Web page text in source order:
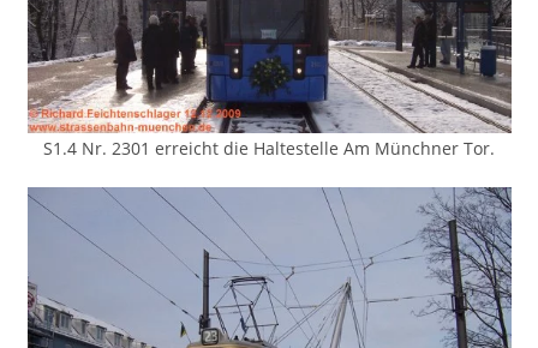
S1.4 Nr. 2301 erreicht die Haltestelle Am Münchner Tor.